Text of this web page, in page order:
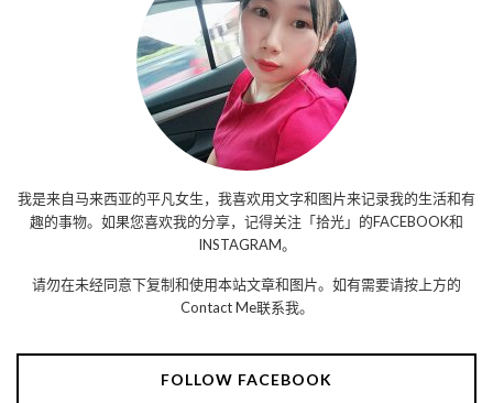
我是来自马来西亚的平凡女生，我喜欢用文字和图片来记录我的生活和有
趣的事物。如果您喜欢我的分享，记得关注「拾光」的FACEBOOK和
INSTAGRAM。
请勿在未经同意下复制和使用本站文章和图片。如有需要请按上方的
Contact Me联系我。
FOLLOW FACEBOOK